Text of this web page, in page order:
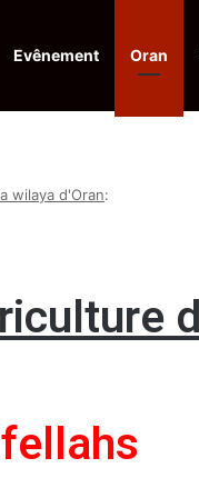
Evênement Oran
appelle à une action
wilaya d'Oran: